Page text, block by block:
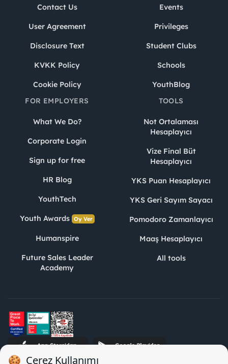
Contact Us
User Agreement
Disclosure Text
KVKK Policy
Cookie Policy
Events
Privileges
Student Clubs
Schools
YouthBlog
FOR EMPLOYERS
What We Do?
Corporate Login
Sign up for free
HR Blog
YouthTech
Youth Awards Oy Ver
Humanspire
Future Sales Leader
Academy
TOOLS
Not Ortalaması
Hesaplayıcı
Vize Final Büt
Hesaplayıcı
YKS Puan Hesaplayıcı
YKS Geri Sayım Sayacı
Pomodoro Zamanlayıcı
Maaş Hesaplayıcı
All tools